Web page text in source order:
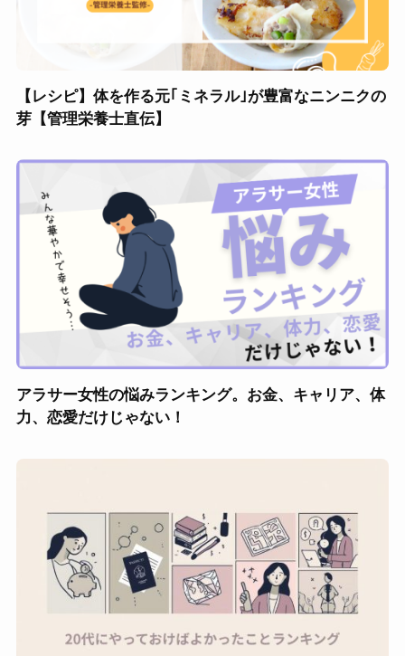
【レシピ】体を作る元｢ミネラル｣が豊富なニンニクの
芽【管理栄養士直伝】
アラサー女性の悩みランキング。お金、キャリア、体
力、恋愛だけじゃない！